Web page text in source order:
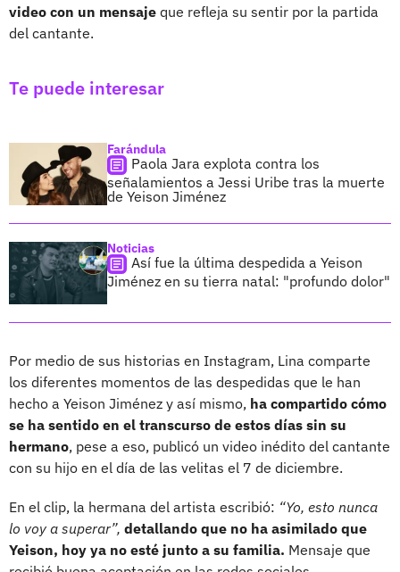
video con un mensaje que refleja su sentir por la partida
del cantante.
Te puede interesar
Farándula
Paola Jara explota contra los
señalamientos a Jessi Uribe tras la muerte
de Yeison Jiménez
Noticias
Así fue la última despedida a Yeison
Jiménez en su tierra natal: "profundo dolor"
Por medio de sus historias en Instagram, Lina comparte
los diferentes momentos de las despedidas que le han
hecho a Yeison Jiménez y así mismo, ha compartido cómo
se ha sentido en el transcurso de estos días sin su
hermano, pese a eso, publicó un video inédito del cantante
con su hijo en el día de las velitas el 7 de diciembre.
En el clip, la hermana del artista escribió: “Yo, esto nunca
lo voy a superar”, detallando que no ha asimilado que
Yeison, hoy ya no esté junto a su familia. Mensaje que